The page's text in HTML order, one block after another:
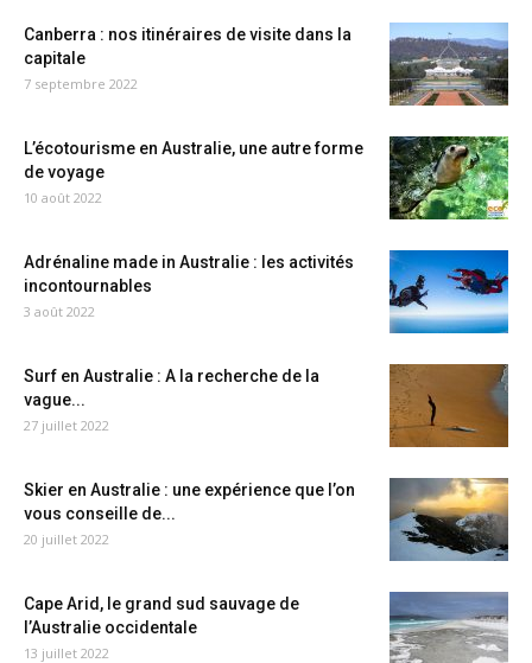
Canberra : nos itinéraires de visite dans la
capitale
7 septembre 2022
L’écotourisme en Australie, une autre forme
de voyage
10 août 2022
Adrénaline made in Australie : les activités
incontournables
3 août 2022
Surf en Australie : A la recherche de la
vague...
27 juillet 2022
Skier en Australie : une expérience que l’on
vous conseille de...
20 juillet 2022
Cape Arid, le grand sud sauvage de
l’Australie occidentale
13 juillet 2022